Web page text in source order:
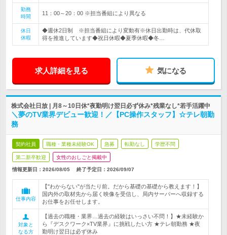
勤務
時間
11：00～20：00 ※担当番組により異なる
休日
休暇
◆週休2日制 ※担当番組により変動有※休日出勤時は、代休取
得を推進しています◆祝日休暇◆夏季休暇◆冬…
求人詳細を見る 気になる
株式会社日放 | 月8～10日休*夜勤明け翌日必ず休み*残業なし*若手活躍中
＼夢のTV業界デビュー歓迎！／【PC操作スタッフ】☆テレ朝勤
務
契約社員 職種・業種未経験OK 急募 転勤なし 学歴不問
第二新卒歓迎 女性のおしごと掲載中
情報更新日：2026/08/05 終了予定日： 2026/09/07
仕事内容
【"わからない"が当たり前。だから基礎の基礎から教えます！】
国内外の取材先から届く映像を受信し、局内サーバーへ収録する
お仕事をお任せします。
対象と
なる方
【過去の職種・業界…過去の経験はいっさい不問！】★未経験か
ら『デスクワーク×TV業界』に挑戦したい方 ★テレ朝勤務 ★夜
勤明け翌日は必ず休み